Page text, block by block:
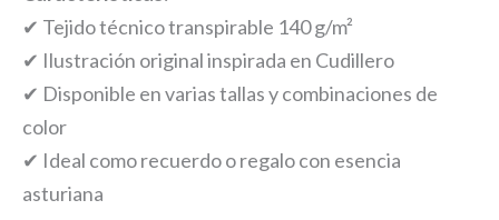
✔ Tejido técnico transpirable 140 g/m²
✔ Ilustración original inspirada en Cudillero
✔ Disponible en varias tallas y combinaciones de
color
✔ Ideal como recuerdo o regalo con esencia
asturiana